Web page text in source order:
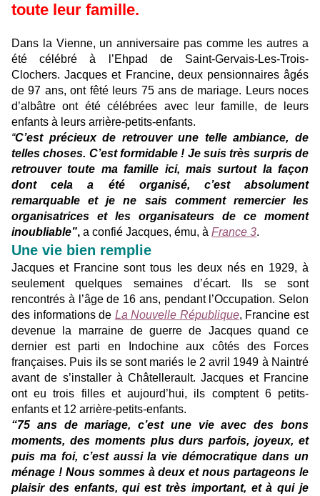
toute leur famille.
Dans la Vienne, un anniversaire pas comme les autres a
été célébré à l’Ehpad de Saint-Gervais-Les-Trois-
Clochers. Jacques et Francine, deux pensionnaires âgés
de 97 ans, ont fêté leurs 75 ans de mariage. Leurs noces
d’albâtre ont été célébrées avec leur famille, de leurs
enfants à leurs arrière-petits-enfants.
“C’est précieux de retrouver une telle ambiance, de
telles choses. C’est formidable ! Je suis très surpris de
retrouver toute ma famille ici, mais surtout la façon
dont cela a été organisé, c’est absolument
remarquable et je ne sais comment remercier les
organisatrices et les organisateurs de ce moment
inoubliable”, a confié Jacques, ému, à France 3.
Une vie bien remplie
Jacques et Francine sont tous les deux nés en 1929, à
seulement quelques semaines d’écart. Ils se sont
rencontrés à l’âge de 16 ans, pendant l’Occupation. Selon
des informations de La Nouvelle République, Francine est
devenue la marraine de guerre de Jacques quand ce
dernier est parti en Indochine aux côtés des Forces
françaises. Puis ils se sont mariés le 2 avril 1949 à Naintré
avant de s’installer à Châtellerault. Jacques et Francine
ont eu trois filles et aujourd’hui, ils comptent 6 petits-
enfants et 12 arrière-petits-enfants.
“75 ans de mariage, c’est une vie avec des bons
moments, des moments plus durs parfois, joyeux, et
puis ma foi, c’est aussi la vie démocratique dans un
ménage ! Nous sommes à deux et nous partageons le
plaisir des enfants, qui est très important, et à qui je